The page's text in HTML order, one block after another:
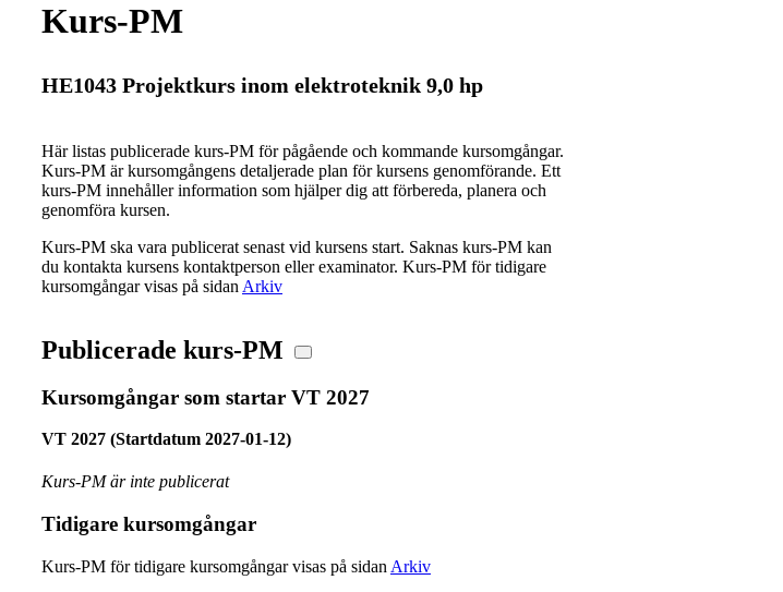
Kurs-PM
HE1043 Projektkurs inom elektroteknik 9,0 hp
Här listas publicerade kurs-PM för pågående och kommande kursomgångar.
Kurs-PM är kursomgångens detaljerade plan för kursens genomförande. Ett
kurs-PM innehåller information som hjälper dig att förbereda, planera och
genomföra kursen.
Kurs-PM ska vara publicerat senast vid kursens start. Saknas kurs-PM kan
du kontakta kursens kontaktperson eller examinator. Kurs-PM för tidigare
kursomgångar visas på sidan Arkiv
Publicerade kurs-PM
Kursomgångar som startar VT 2027
VT 2027 (Startdatum 2027-01-12)
Kurs-PM är inte publicerat
Tidigare kursomgångar
Kurs-PM för tidigare kursomgångar visas på sidan Arkiv